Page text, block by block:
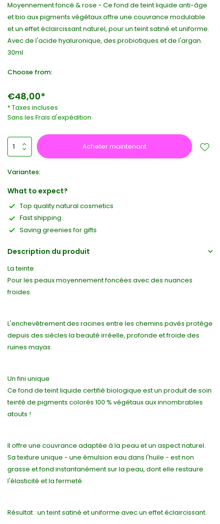
Moyennement foncé & rose - Ce fond de teint liquide anti-âge
et bio aux pigments végétaux offre une couvrance modulable
et un effet éclaircissant naturel, pour un teint satiné et uniforme.
Avec de l'acide hyaluronique, des probiotiques et de l'argan.
30ml
Choose from:
€48,00*
* Taxes incluses
Sans les Frais d'expédition
Acheter maintenant
Variantes:
What to expect?
Top quality natural cosmetics
Fast shipping
Saving greenies for gifts
Description du produit
La teinte
Pour les peaux moyennement foncées avec des nuances
froides.
L'enchevêtrement des racines entre les chemins pavés protège
depuis des siècles la beauté irréelle, profonde et froide des
ruines mayas.
Un fini unique
Ce fond de teint liquide certifié biologique est un produit de soin
teinté de pigments colorés 100 % végétaux aux innombrables
atouts !
Il offre une couvrance adaptée à la peau et un aspect naturel.
Sa texture unique - une émulsion eau dans l'huile - est non
grasse et fond instantanément sur la peau, dont elle restaure
l'élasticité et la fermeté.
Résultat : un teint satiné et uniforme avec un effet éclaircissant.